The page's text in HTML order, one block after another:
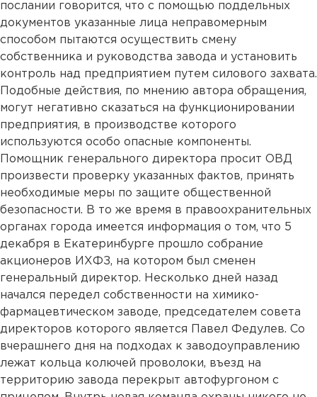
послании говорится, что с помощью поддельных
документов указанные лица неправомерным
способом пытаются осуществить смену
собственника и руководства завода и установить
контроль над предприятием путем силового захвата.
Подобные действия, по мнению автора обращения,
могут негативно сказаться на функционировании
предприятия, в производстве которого
используются особо опасные компоненты.
Помощник генерального директора просит ОВД
произвести проверку указанных фактов, принять
необходимые меры по защите общественной
безопасности. В то же время в правоохранительных
органах города имеется информация о том, что 5
декабря в Екатеринбурге прошло собрание
акционеров ИХФЗ, на котором был сменен
генеральный директор. Несколько дней назад
начался передел собственности на химико-
фармацевтическом заводе, председателем совета
директоров которого является Павел Федулев. Со
вчерашнего дня на подходах к заводоуправлению
лежат кольца колючей проволоки, въезд на
территорию завода перекрыт автофургоном с